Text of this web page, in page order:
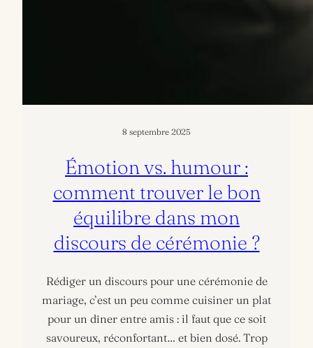
8 septembre 2025
Émotion vs. humour :
comment trouver le bon
équilibre dans mon
discours de cérémonie ?
Rédiger un discours pour une cérémonie de
mariage, c’est un peu comme cuisiner un plat
pour un dîner entre amis : il faut que ce soit
savoureux, réconfortant… et bien dosé. Trop